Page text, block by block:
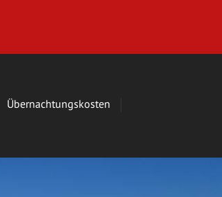
Übernachtungskosten